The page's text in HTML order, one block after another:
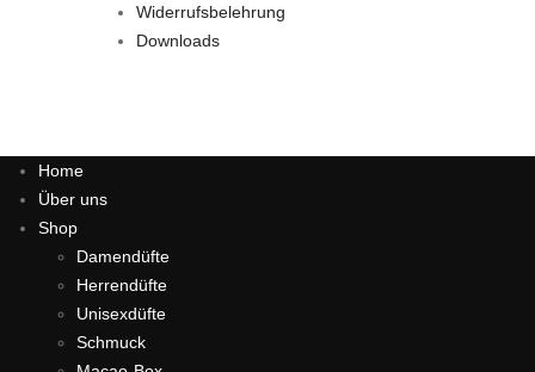
Widerrufsbelehrung
Downloads
Home
Über uns
Shop
Damendüfte
Herrendüfte
Unisexdüfte
Schmuck